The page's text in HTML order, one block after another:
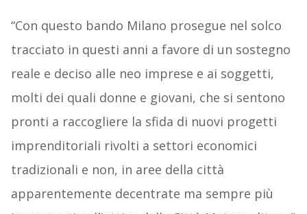
“Con questo bando Milano prosegue nel solco
tracciato in questi anni a favore di un sostegno
reale e deciso alle neo imprese e ai soggetti,
molti dei quali donne e giovani, che si sentono
pronti a raccogliere la sfida di nuovi progetti
imprenditoriali rivolti a settori economici
tradizionali e non, in aree della città
apparentemente decentrate ma sempre più